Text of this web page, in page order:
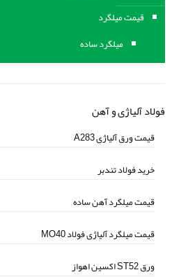
قیمت میلگرد
میلگرد ساده
فولاد آلیاژی و آهن
قیمت ورق آلیاژی A283
خرید فولاد تندبر
قیمت میلگرد آهن ساده
قیمت میلگرد آلیاژی فولاد MO40
ورق ST52 اکسین اهواز